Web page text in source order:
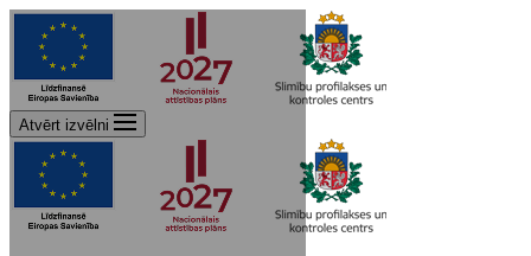
Atvērt izvēlni